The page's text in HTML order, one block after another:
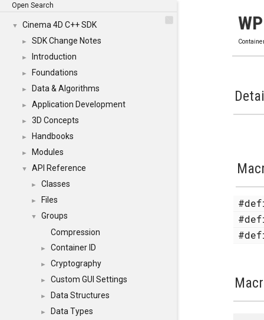
Open Search
▼ Cinema 4D C++ SDK
► SDK Change Notes
► Introduction
► Foundations
► Data & Algorithms
► Application Development
► 3D Concepts
► Handbooks
► Modules
▼ API Reference
► Classes
► Files
▼
Groups
Compression
► Container ID
► Cryptography
► Custom GUI Settings
► Data Structures
► Data Types